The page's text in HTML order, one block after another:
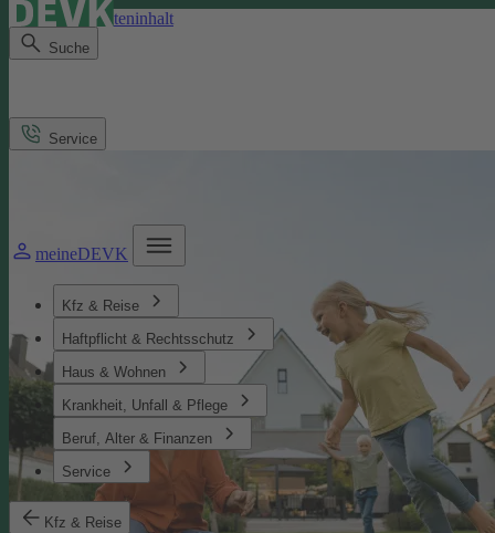
Direkt zum Seiteninhalt
Suche
meineDEVK
Kfz & Reise
Haftpflicht & Rechtsschutz
Haus & Wohnen
Krankheit, Unfall & Pflege
Beruf, Alter & Finanzen
Service
Kfz & Reise
Service